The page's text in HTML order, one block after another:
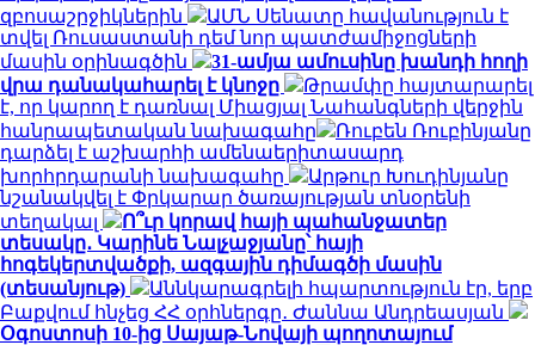
զբոսաշրջիկներին
ԱՄՆ Սենատը հավանություն է
տվել Ռուսաստանի դեմ նոր պատժամիջոցների
մասին օրինագծին
31-ամյա ամուսինը խանդի հողի
վրա դանակահարել է կնոջը
Թրամփը հայտարարել
է, որ կարող է դառնալ Միացյալ Նահանգների վերջին
հանրապետական ​​նախագահը
Ռուբեն Ռուբինյանը
դարձել է աշխարհի ամենաերիտասարդ
խորհրդարանի նախագահը
Արթուր Խուդինյանը
նշանակվել է Փրկարար ծառայության տնօրենի
տեղակալ
Ո՞ւր կորավ հայի պահանջատեր
տեսակը․ Կարինե Նալչաջյանը՝ հայի
հոգեկերտվածքի, ազգային դիմագծի մասին
(տեսանյութ)
Աննկարագրելի հպարտություն էր, երբ
Բաքվում հնչեց ՀՀ օրհներգը․ Ժաննա Անդրեասյան
Օգոստոսի 10-ից Սայաթ-Նովայի պողոտայում